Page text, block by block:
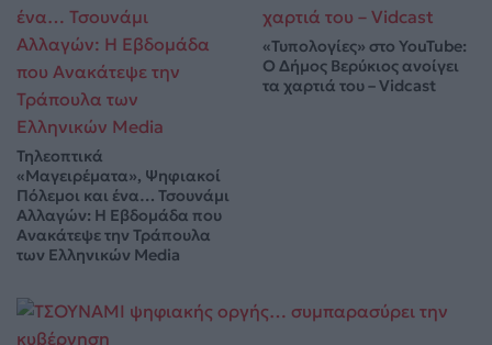
Τηλεοπτικά
«Μαγειρέματα», Ψηφιακοί
Πόλεμοι και ένα… Τσουνάμι
Αλλαγών: Η Εβδομάδα που
Ανακάτεψε την Τράπουλα
των Ελληνικών Media
«Τυπολογίες» στο YouTube:
Ο Δήμος Βερύκιος ανοίγει
τα χαρτιά του – Vidcast